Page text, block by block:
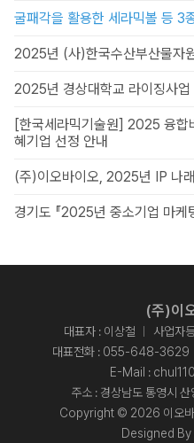
굴패각을 활용한 세라믹볼 등 3
2025년 (사)한국수산부산물자
2025년 경상대학교 라이징사업
[한국세라믹기술원] 2025 융합
혜기업 선정 안내
(주)이오바이오, 2025년 IP 나
경기도 『2025년 중소기업 마케
(주)이
대표자 : 이상철
사업자
대표전화 : 055-648-3629
E-Mail :
주소 : 경상남도 통영시
Copyright © 2026 이오
Designed By